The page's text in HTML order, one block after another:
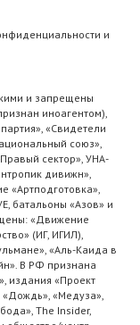
и
и запрещены
иноагентом),
«Свидетели
союз»,
сектор», УНА-
дивижн»,
«Артподготовка»,
батальоны «Азов» и
«Движение
(ИГ, ИГИЛ),
«Аль-Каида в
В РФ признана
издания «Проект
«Медуза»,
The Insider,